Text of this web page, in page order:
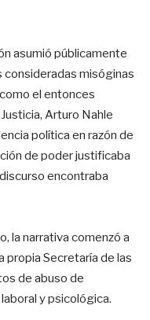
asumió públicamente
consideradas misóginas
el entonces
Arturo Nahle
política en razón de
de poder justificaba
encontraba
la narrativa comenzó a
propia Secretaría de las
de abuso de
y psicológica.